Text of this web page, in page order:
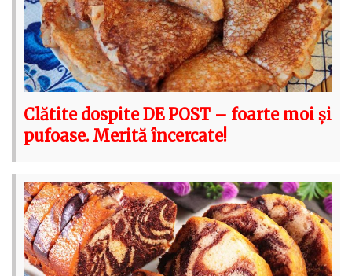
Clătite dospite DE POST – foarte moi și
pufoase. Merită încercate!